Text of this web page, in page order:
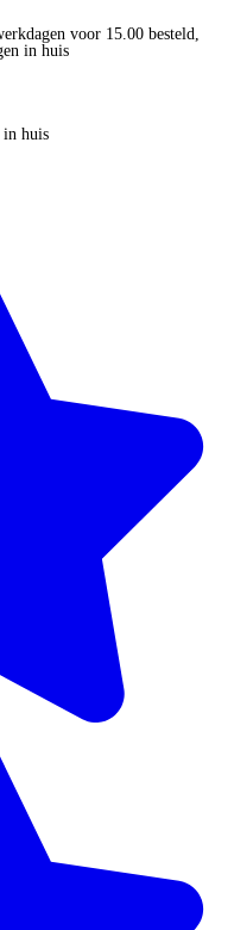
voor 15.00 besteld,
in huis
in huis